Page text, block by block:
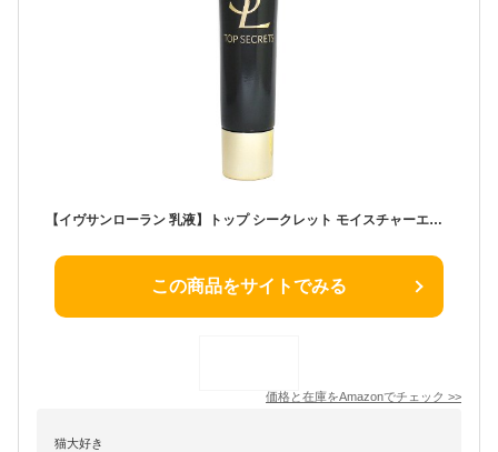
【イヴサンローラン 乳液】トップ シークレット モイスチャーエクラ ４０ｍｌ
この商品をサイトでみる
価格と在庫をAmazonでチェック >>
猫大好き